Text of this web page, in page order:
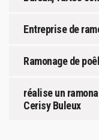
Entreprise de
Ramonage de
réalise un
Cerisy Buleux